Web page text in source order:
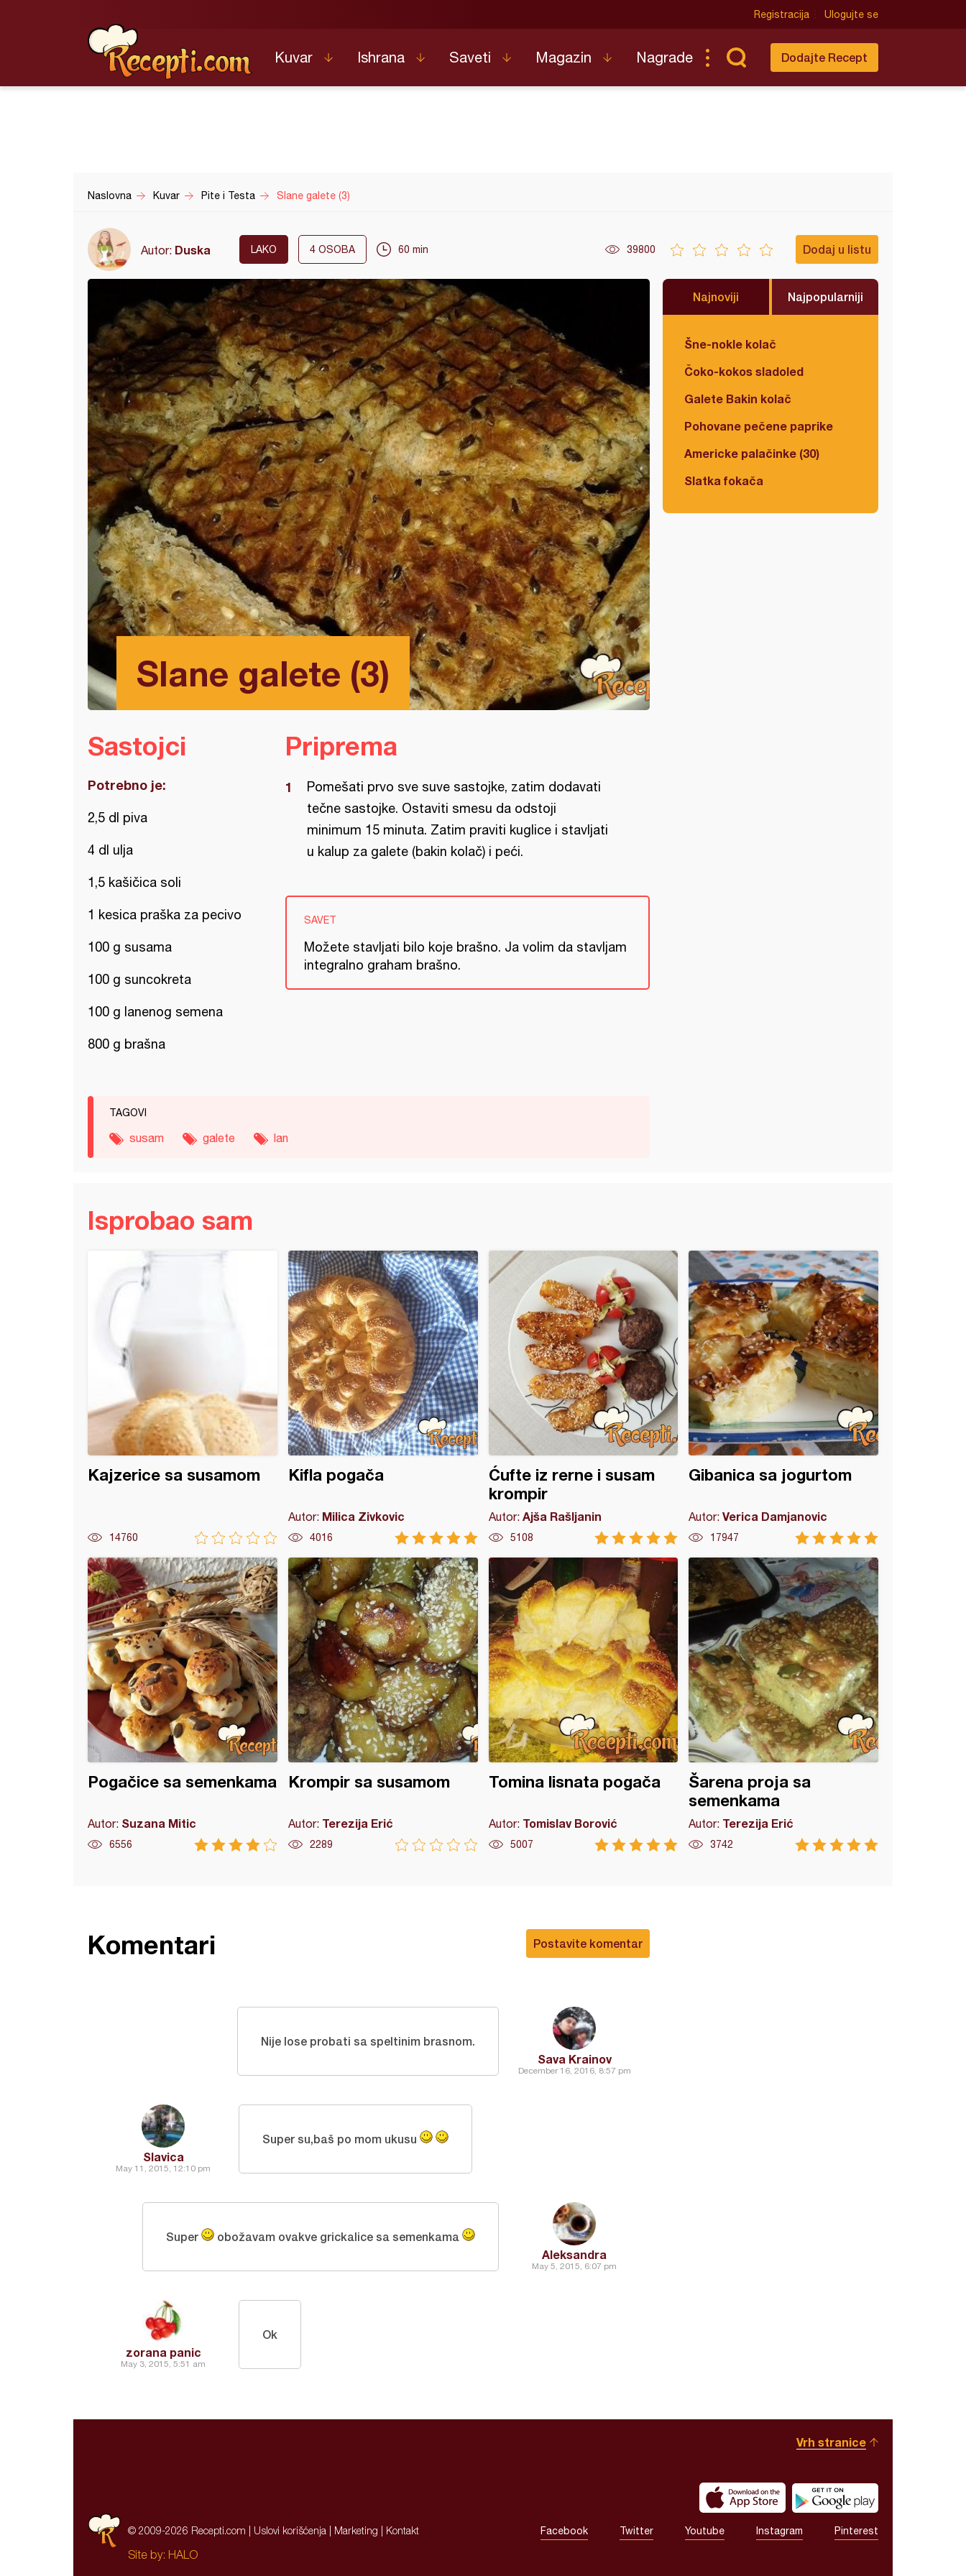
Registracija Ulogujte se
Kuvar Ishrana Saveti Magazin Nagrade Dodajte Recept
Naslovna Kuvar Pite i Testa Slane galete (3)
Autor: Duska LAKO 4 OSOBA 60 min 39800 Dodaj u listu
Slane galete (3)
Najnoviji Najpopularniji
Šne-nokle kolač
Čoko-kokos sladoled
Galete Bakin kolač
Pohovane pečene paprike
Americke palačinke (30)
Slatka fokača
Sastojci
Potrebno je:
2,5 dl piva
4 dl ulja
1,5 kašičica soli
1 kesica praška za pecivo
100 g susama
100 g suncokreta
100 g lanenog semena
800 g brašna
Priprema
Pomešati prvo sve suve sastojke, zatim dodavati
tečne sastojke. Ostaviti smesu da odstoji
minimum 15 minuta. Zatim praviti kuglice i stavljati
u kalup za galete (bakin kolač) i peći.
SAVET
Možete stavljati bilo koje brašno. Ja volim da stavljam
integralno graham brašno.
TAGOVI
susam galete lan
Isprobao sam
Kajzerice sa susamom
14760
Kifla pogača
Autor: Milica Zivkovic
4016
Ćufte iz rerne i susam
krompir
Autor: Ajša Rašljanin
5108
Gibanica sa jogurtom
Autor:Verica Damjanovic
17947
Pogačice sa semenkama
Autor: Suzana Mitic
6556
Krompir sa susamom
Autor: Terezija Erić
2289
Tomina lisnata pogača
Autor: Tomislav Borović
5007
Šarena proja sa
semenkama
Autor: Terezija Erić
3742
proja sa semenkama
Postavite komentar
Komentari
Sava Krainov
December 16, 2016, 8:57 pm
Nije lose probati sa speltinim brasnom.
Slavica
May 11, 2015, 12:10 pm
Super su,baš po mom ukusu
Aleksandra
May 5, 2015, 6:07 pm
Super obožavam ovakve grickalice sa semenkama
zorana panic
May 3, 2015, 5:51 am
Ok
Vrh stranice
© 2009-2026 Recepti.com | Uslovi korišćenja Marketing Kontakt Facebook Twitter Youtube Instagram Pinterest
Site by: HALO